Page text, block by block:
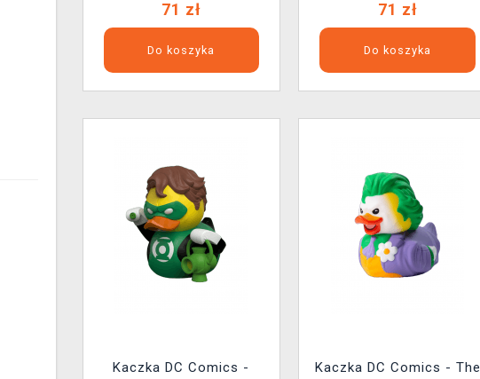
71 zł
Do koszyka
71 zł
Do koszyka
Kaczka DC Comics -
Kaczka DC Comics - The